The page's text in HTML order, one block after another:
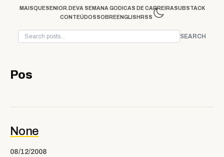
MAISQUESENIOR.DEVA SEMANA GO DICAS DE CARREIRASUBSTACK
CONTEÚDOSSOBREENGLISH RSS
SEARCH
Pos
None
08/12/2008